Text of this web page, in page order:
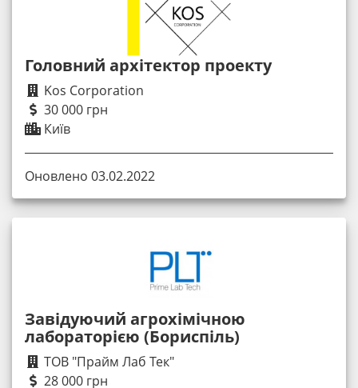
Головний архітектор проекту
Kos Corporation
30 000 грн
Київ
Оновлено 03.02.2022
Завідуючий агрохімічною
лабораторією (Бориспіль)
ТОВ "Прайм Лаб Тек"
28 000 грн